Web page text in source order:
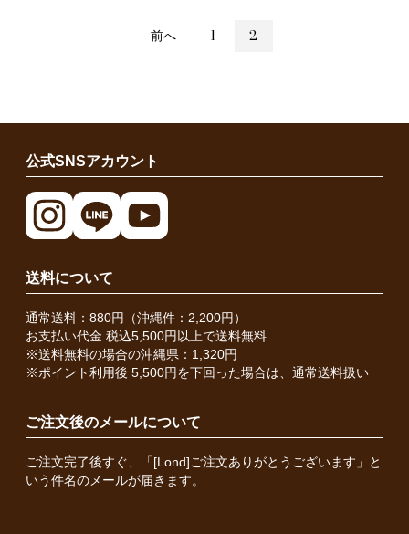
前へ 1 2
公式SNSアカウント
送料について
通常送料：880円（沖縄件：2,200円）
お支払い代金 税込5,500円以上で送料無料
※送料無料の場合の沖縄県：1,320円
※ポイント利用後 5,500円を下回った場合は、通常送料扱い
ご注文後のメールについて
ご注文完了後すぐ、「[Lond]ご注文ありがとうございます」と
いう件名のメールが届きます。